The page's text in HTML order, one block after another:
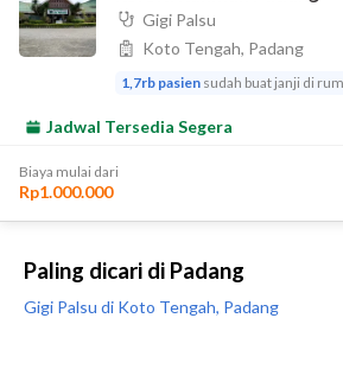
Paling dicari di Padang
Gigi Palsu di Koto Tengah, Padang